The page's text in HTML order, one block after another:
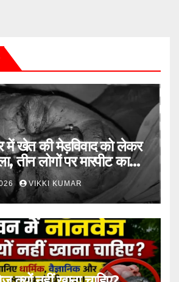
में खेत की मेड़विवाद को लेकर
तीन लोगों पर मारपीट का
VIKKI KUMAR